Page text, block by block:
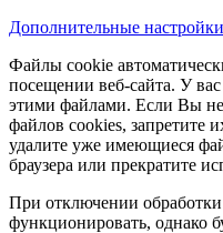
Дополнительные
Файлы cookie
посещении веб-сайта. У
этими файлами. Если Вы не
файлов cookies, запретите
удалите уже имеющиеся
браузера или прекратите
При отключении
функционировать, однако